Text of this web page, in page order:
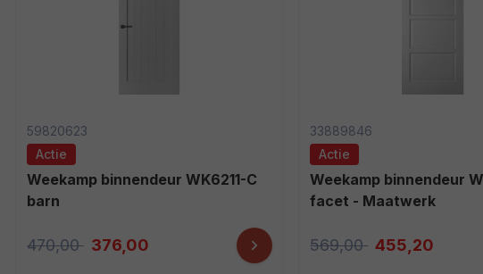
59820623
Actie
Weekamp binnendeur WK6211-C
barn
470,00 376,00
33889846
Actie
Weekamp binnendeur WK6514-A1
facet - Maatwerk
569,00 455,20